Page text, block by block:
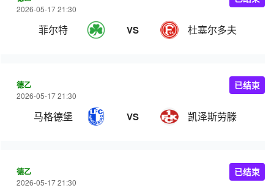
2026-05-17 21:30
菲尔特 VS 杜塞尔多夫
德乙
2026-05-17 21:30
马格德堡 VS 凯泽斯劳滕
已结束
德乙
2026-05-17 21:30
已结束